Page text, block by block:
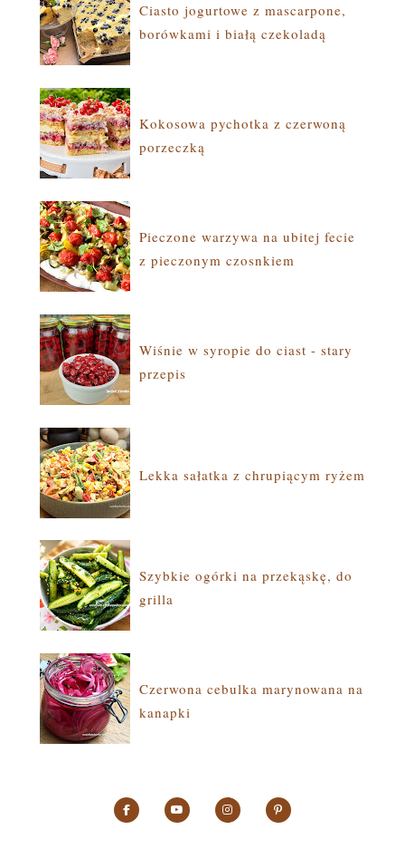
Ciasto jogurtowe z mascarpone,
borówkami i białą czekoladą
Kokosowa pychotka z czerwoną
porzeczką
Pieczone warzywa na ubitej fecie
z pieczonym czosnkiem
Wiśnie w syropie do ciast - stary
przepis
Lekka sałatka z chrupiącym ryżem
Szybkie ogórki na przekąskę, do
grilla
Czerwona cebulka marynowana na
kanapki